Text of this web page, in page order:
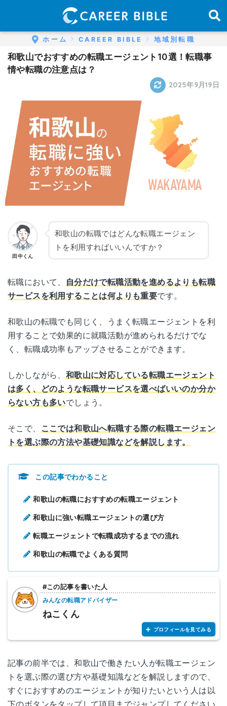
ホーム CAREER BIBLE 地域別転職
和歌山でおすすめの転職エージェント10選！転職事
情や転職の注意点は？
2025年9月19日
田中くん
和歌山の転職ではどんな転職エージェン
トを利用すればいいんですか？
転職において、
自分だけで転職活動を進めるよりも転職
サービスを利用することは何よりも重要です。
和歌山の転職でも同じく、うまく転職エージェントを利
用することで効果的に就職活動が進められるだけでな
く、転職成功率もアップさせることができます。
しかしながら、 和歌山に対応している転職エージェント
は多く、どのような転職サービスを選べばいいのか分か
らない方も多いでしょう。
そこで、
ここでは和歌山へ転職する際の転職エージェン
トを選ぶ際の方法や基礎知識などを解説します。
この記事でわかること
和歌山の転職におすすめの転職エージェント
和歌山に強い転職エージェントの選び方
転職エージェントで転職成功するまでの流れ
和歌山の転職でよくある質問
#この記事を書いた人
みんなの転職アドバイザー
ねこくん
プロフィールを見てみる
記事の前半では、和歌山で働きたい人が転職エージェン
トを選ぶ際の選び方や基礎知識などを解説しますので、
すぐにおすすめのエージェントが知りたいという人は以
下のボタンをタップして項目までジャンプしてください